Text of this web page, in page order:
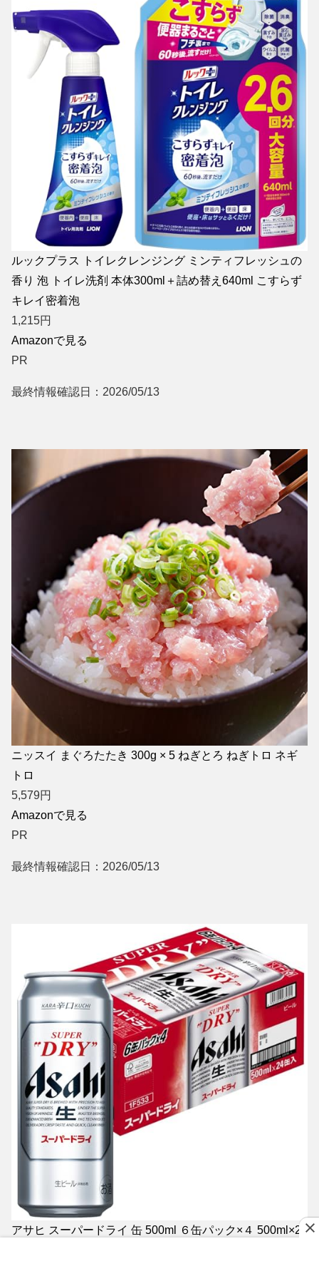
ルックプラス トイレクレンジング ミンティフレッシュの
香り 泡 トイレ洗剤 本体300ml＋詰め替え640ml こすらず
キレイ密着泡
1,215円
Amazonで見る
PR
最終情報確認日：2026/05/13
ニッスイ まぐろたたき 300g × 5 ねぎとろ ねぎトロ ネギ
トロ
5,579円
Amazonで見る
PR
最終情報確認日：2026/05/13
アサヒ スーパードライ 缶 500ml ６缶パック×４ 500ml×24